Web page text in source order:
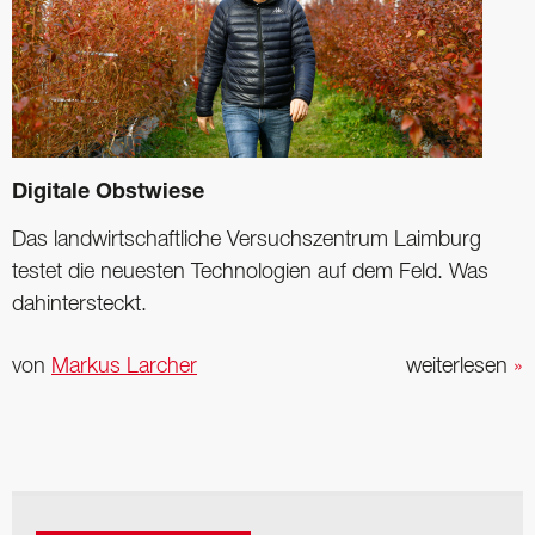
Digitale Obstwiese
Das landwirtschaftliche Versuchszentrum Laimburg
testet die neuesten Technologien auf dem Feld. Was
dahintersteckt.
weiterlesen »
von Markus Larcher